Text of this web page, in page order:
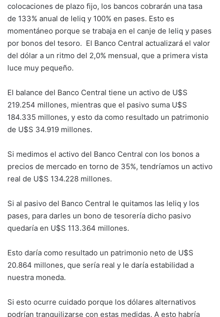
colocaciones de plazo fijo, los bancos cobrarán una tasa
de 133% anual de leliq y 100% en pases. Esto es
momentáneo porque se trabaja en el canje de leliq y pases
por bonos del tesoro. El Banco Central actualizará el valor
del dólar a un ritmo del 2,0% mensual, que a primera vista
luce muy pequeño.
El balance del Banco Central tiene un activo de U$S
219.254 millones, mientras que el pasivo suma U$S
184.335 millones, y esto da como resultado un patrimonio
de U$S 34.919 millones.
Si medimos el activo del Banco Central con los bonos a
precios de mercado en torno de 35%, tendríamos un activo
real de U$S 134.228 millones.
Si al pasivo del Banco Central le quitamos las leliq y los
pases, para darles un bono de tesorería dicho pasivo
quedaría en U$S 113.364 millones.
Esto daría como resultado un patrimonio neto de U$S
20.864 millones, que sería real y le daría estabilidad a
nuestra moneda.
Si esto ocurre cuidado porque los dólares alternativos
podrían tranquilizarse con estas medidas. A esto habría